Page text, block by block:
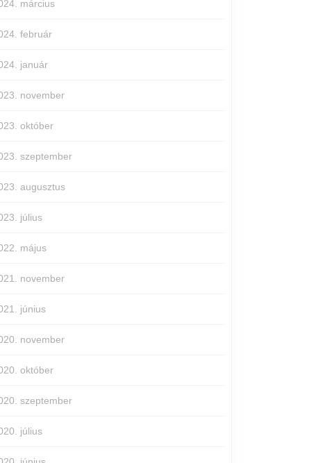
március
február
január
november
október
szeptember
augusztus
július
május
november
június
november
október
szeptember
július